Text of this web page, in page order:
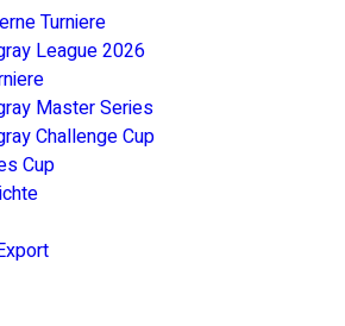
Turniere
League 2026
Master Series
Challenge Cup
Cup